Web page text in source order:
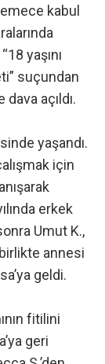
kabul
yaşını
suçundan
açıldı.
yaşandı.
için
erkek
Umut K.,
annesi
geldi.
fitilini
geri